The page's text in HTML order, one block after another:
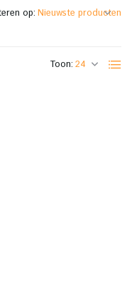
Toon:
op: